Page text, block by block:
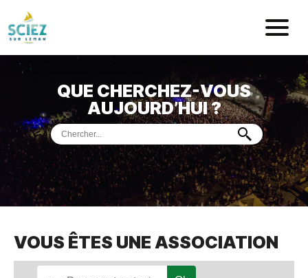
Mairie de
ACCUEIL
VOTREMAIRIE
VIEPRATIQUE
DÉMARCHES & SERVICES
PORTDE PLAISANCE
MUSÉEDE PRÉHISTOIRE
QUE CHERCHEZ-VOUS
AUJOURD’HUI ?
VOUS ÊTES UNE ASSOCIATION